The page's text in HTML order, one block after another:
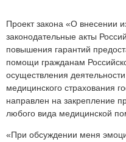
Проект закона «О внесении
законодательные акты
повышения гарантий
помощи гражданам
осуществления
медицинского страхования
направлен на закрепление
любого вида медицинской
«При обсуждении меня